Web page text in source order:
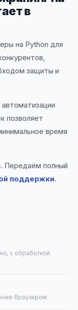
в
на Python для
защиты и
позволяет
время
. Передаём полный
поддержки.
с обработкой
браузером